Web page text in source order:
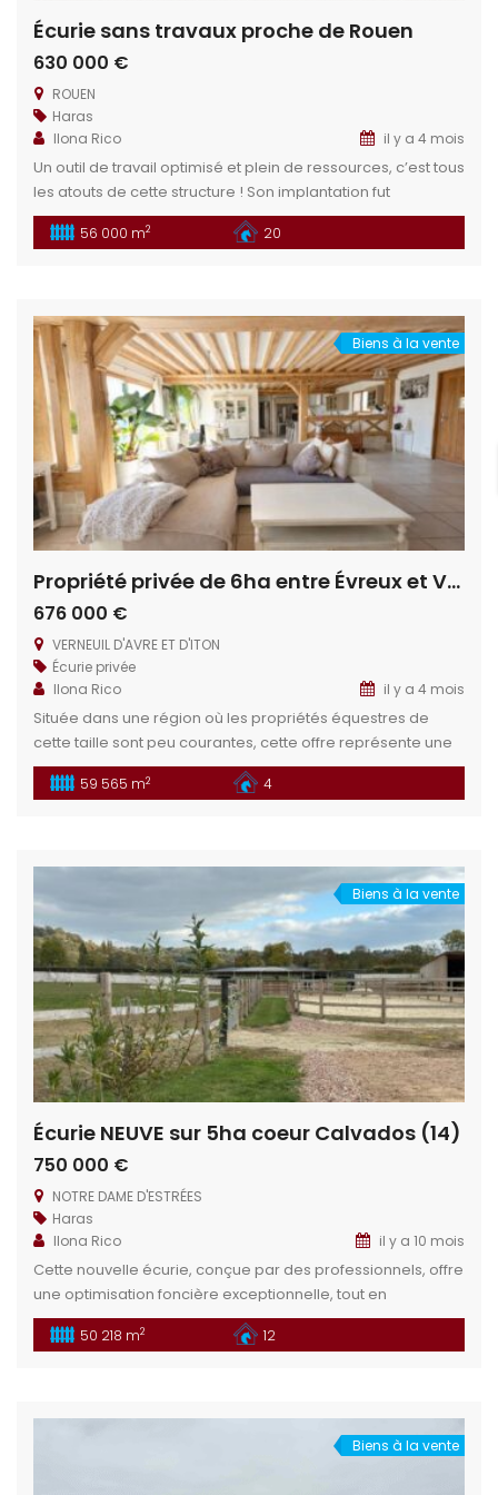
Écurie sans travaux proche de Rouen
630 000 €
ROUEN
Haras
Ilona Rico
il y a 4 mois
Un outil de travail optimisé et plein de ressources, c’est tous
les atouts de cette structure ! Son implantation fut
mûrement réfléchie pour s’adapter à beaucoup de projets.
Écurie pro/privée, propriétaires, active, enseignement ou
Idéalement situé à 40 minutes […]
56 000 m2 20
Biens à la vente
Propriété privée de 6ha entre Évreux et Verneuil sur Avre
676 000 €
VERNEUIL D'AVRE ET D'ITON
Écurie privée
Ilona Rico
il y a 4 mois
Située dans une région où les propriétés équestres de
cette taille sont peu courantes, cette offre représente une
chance inégalée. Plusieurs projets peuvent être envisagés
sur ce domaine : gîte rural, chambre d’hôte, élevage privé.
Situation géographique : […]
59 565 m2 4
Biens à la vente
Écurie NEUVE sur 5ha coeur Calvados (14)
750 000 €
NOTRE DAME D'ESTRÉES
Haras
Ilona Rico
il y a 10 mois
Cette nouvelle écurie, conçue par des professionnels, offre
une optimisation foncière exceptionnelle, tout en
garantissant un confort maximal pour le repreneur. Située
dans une région où les sabots résonnent, elle est
écurie de propriétaires, annexe […]
50 218 m2 12
Biens à la vente